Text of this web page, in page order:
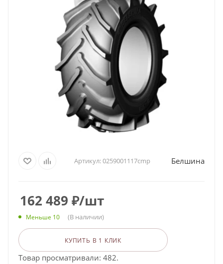
Артикул:0259001117cmp Белшина
162 489 ₽/шт
Меньше 10 (В наличии)
КУПИТЬ В 1 КЛИК
Товар просматривали: 482.